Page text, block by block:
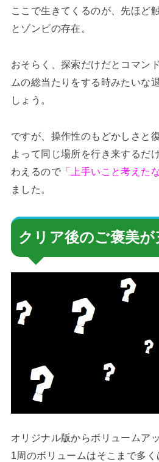
ここで生きてくるのが、先ほど
とゾンビの存在。
おそらく、探索だけだとコマン
ムの総当たりをする時みたいな
しょう。
ですが、操作性のもどかしさと
よって同じ場所を行き来するだ
わえるので「上手いこと考えたな
ました。
クリア後のご褒美が
オリジナル版からボリュームア
1周のボリュームはそこまで多く